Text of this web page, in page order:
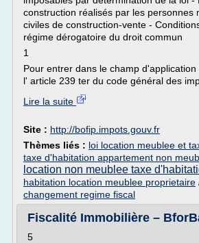
construction réalisés par les personnes
civiles de construction-vente -
régime dérogatoire du droit commun
1
Pour entrer dans le champ
l' article 239 ter du code général des
Lire la suite
Site : http://bofip.impots.gouv.fr
Thèmes liés : loi location meublee et
taxe d'habitation appartement non
location non meublee taxe
habitation location meublee proprietaire
changement regime fiscal
Fiscalité Immobilière –
5